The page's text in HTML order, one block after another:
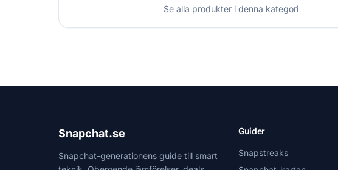
Se alla produkter i denna kategori
Snapchat.se
Snapchat-generationens guide till smart
Guider
Snapstreaks